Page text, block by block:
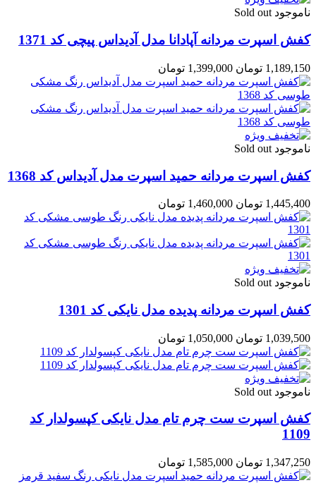
ناموجود Sold out
کفش اسپرت مردانه آپادانا مدل آدیداس پیچی کد 1371
1,189,150 تومان 1,399,000 تومان
ناموجود Sold out
کفش اسپرت مردانه حمید اسپرت مدل آدیداس کد 1368
1,445,400 تومان 1,460,000 تومان
ناموجود Sold out
کفش اسپرت مردانه پدیده مدل نایکی کد 1301
1,039,500 تومان 1,050,000 تومان
ناموجود Sold out
کفش اسپرت ست چرم تام مدل نایکی کپسولدار کد
1109
1,347,250 تومان 1,585,000 تومان